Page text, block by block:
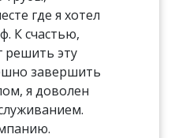
где я хотел
К счастью,
решить эту
завершить
я доволен